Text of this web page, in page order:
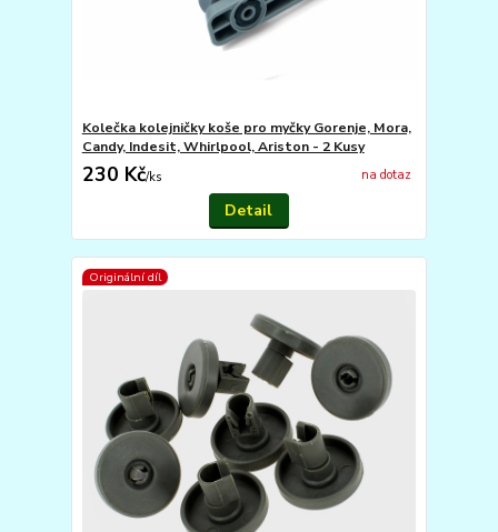
Kolečka kolejničky koše pro myčky Gorenje, Mora,
Candy, Indesit, Whirlpool, Ariston - 2 Kusy
230 Kč/ks na dotaz
Detail
Originální díl